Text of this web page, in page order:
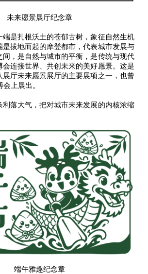
未来愿景展厅纪念章
是扎根沃土的苍郁古树，象征自然生机
是拔地而起的摩登都市，代表城市发展与
间，是自然与城市的平衡，是传统与现代
会连接世界、共创未来的美好愿景。这是
厅未来愿景展厅的主要展项之一，也曾
上展出。
落大气，把对城市未来发展的内核浓缩
端午雅趣纪念章